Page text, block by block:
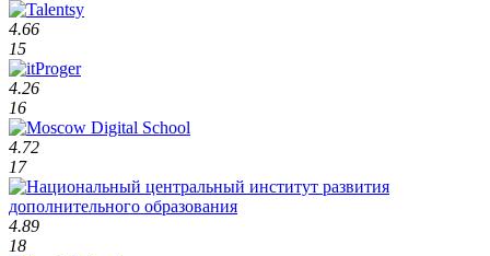
4.66
15
4.26
16
4.72
17
4.89
18